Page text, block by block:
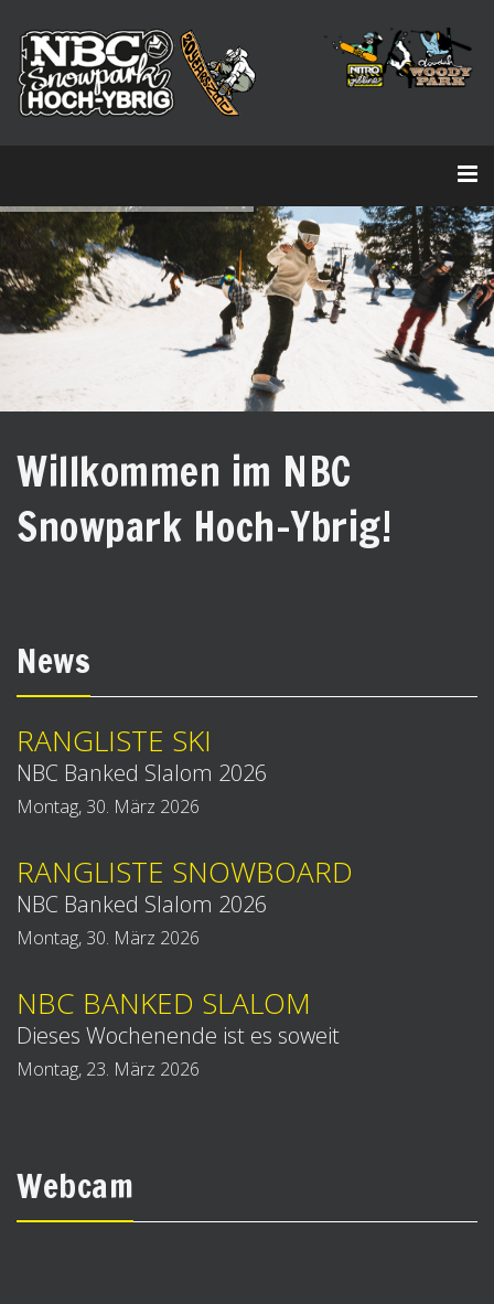
Willkommen im NBC
Snowpark Hoch-Ybrig!
News
RANGLISTE SKI
NBC Banked Slalom 2026
Montag, 30. März 2026
RANGLISTE SNOWBOARD
NBC Banked Slalom 2026
Montag, 30. März 2026
NBC BANKED SLALOM
Dieses Wochenende ist es soweit
Montag, 23. März 2026
Webcam